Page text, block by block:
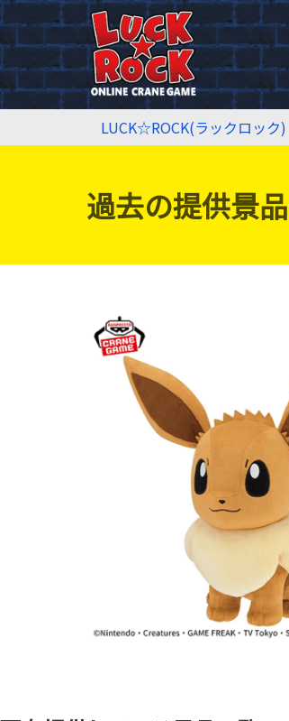
LUCK☆ROCK(ラックロック)
過去の提供景